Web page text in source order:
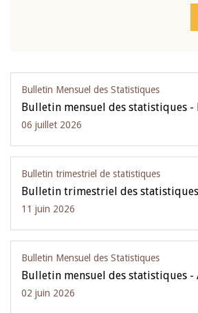
Bulletin Mensuel des Statistiques
Bulletin mensuel des statistiques -
06 juillet 2026
Bulletin trimestriel de statistiques
Bulletin trimestriel des
11 juin 2026
Bulletin Mensuel des Statistiques
Bulletin mensuel des statistiques -
02 juin 2026